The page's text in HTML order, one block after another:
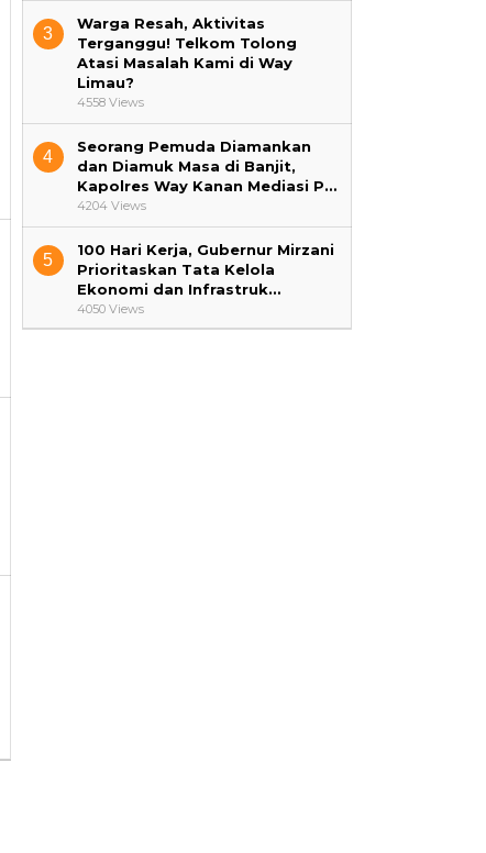
3
Warga Resah, Aktivitas
Terganggu! Telkom Tolong
Atasi Masalah Kami di Way
Limau?
4558 Views
4
Seorang Pemuda Diamankan
dan Diamuk Masa di Banjit,
Kapolres Way Kanan Mediasi P…
4204 Views
5
100 Hari Kerja, Gubernur Mirzani
Prioritaskan Tata Kelola
Ekonomi dan Infrastruk…
4050 Views